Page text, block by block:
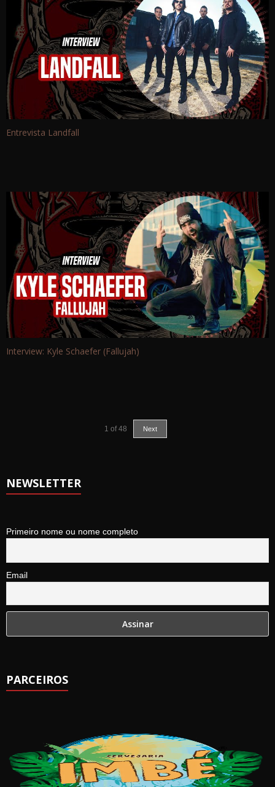
Entrevista Landfall
Interview: Kyle Schaefer (Fallujah)
1 of 48 Next
NEWSLETTER
Primeiro nome ou nome completo
Email
PARCEIROS